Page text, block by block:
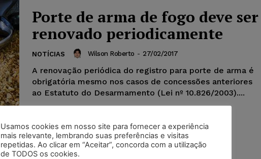
Porte de arma de fogo deve ser
renovado periodicamente
NOTÍCIAS Wilson Roberto - 27/02/2017
A renovação periódica do registro para porte de arma é
obrigatória mesmo nos casos de concessões anteriores
ao Estatuto do Desarmamento (Lei nº 10.826/2003)....
Usamos cookies em nosso site para fornecer a experiência
mais relevante, lembrando suas preferências e visitas
repetidas. Ao clicar em “Aceitar”, concorda com a utilização
de TODOS os cookies.